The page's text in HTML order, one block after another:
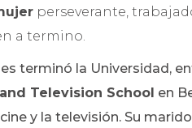
perseverante,
a termino.
terminó la Universidad,
Television School en
y la televisión. Su